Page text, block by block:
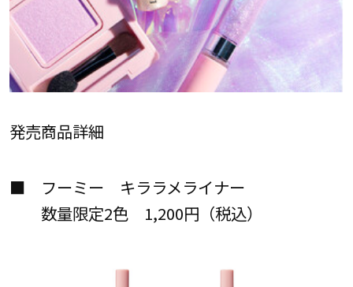
発売商品詳細
■ フーミー キララメライナー
数量限定2色 1,200円（税込）